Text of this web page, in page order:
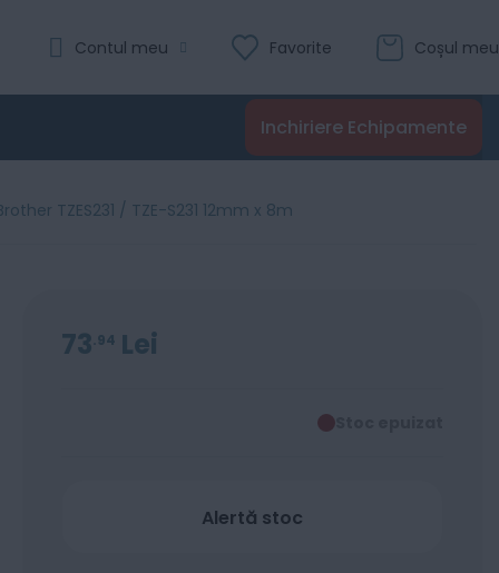
Coșul meu
Favorite
Contul meu
Inchiriere Echipamente
TZES231 / TZE-S231 12mm x 8m
73 94 Lei
Stoc epuizat
Alertă stoc